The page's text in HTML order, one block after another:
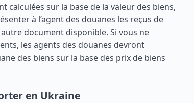
calculées sur la base de la valeur des biens,
à l’agent des douanes les reçus de
document disponible. Si vous ne
les agents des douanes devront
des biens sur la base des prix de biens
en Ukraine